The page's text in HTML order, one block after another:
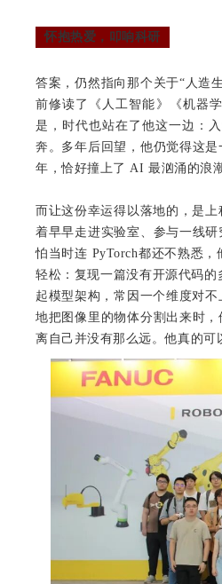
怀抱热爱，叩响科研
答案，仍然指向那个关于“人造
前修读了《人工智能》《机器
是，时代也站在了他这一边：
奔。多年后回望，他仍觉得这
年，恰好撞上了 AI 最汹涌的浪潮
而让这份幸运得以落地的，是
着早早走进实验室、参与一线
怕当时连 PyTorch都还不熟悉
轻松：复现一篇没有开源代码
起模型架构，常因一个维度对
地把图像里的物体分割出来时
离自己并没有那么远。他真的可